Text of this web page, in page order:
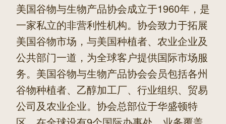
美国谷物与生物产品协会成立于1960年，是
一家私立的非营利性机构。协会致力于拓展
美国谷物市场，与美国种植者、农业企业及
公共部门一道，为全球客户提供国际市场服
务。美国谷物与生物产品协会会员包括各州
谷物种植者、乙醇加工厂、行业组织、贸易
公司及农业企业。协会总部位于华盛顿特